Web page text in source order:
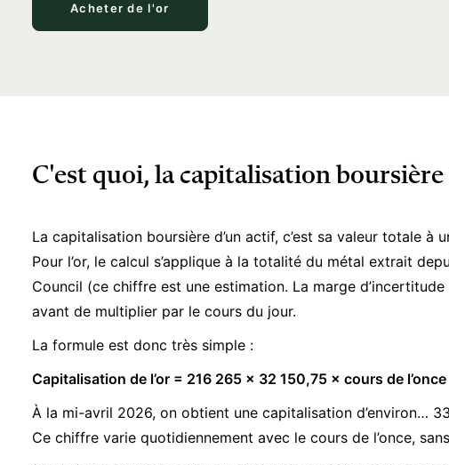
Acheter de l'or
C'est quoi, la capitalisation boursière
La capitalisation boursière d’un actif, c’est sa valeur totale
Pour l’or, le calcul s’applique à la totalité du métal extrait
Council (ce chiffre est une estimation. La marge
avant de multiplier par le cours du jour.
La formule est donc très simple :
Capitalisation de l’or = 216 265 × 32 150,75 × cours de l’once
À la mi-avril 2026, on obtient une capitalisation d’environ…
Ce chiffre varie quotidiennement avec le cours de l’once,